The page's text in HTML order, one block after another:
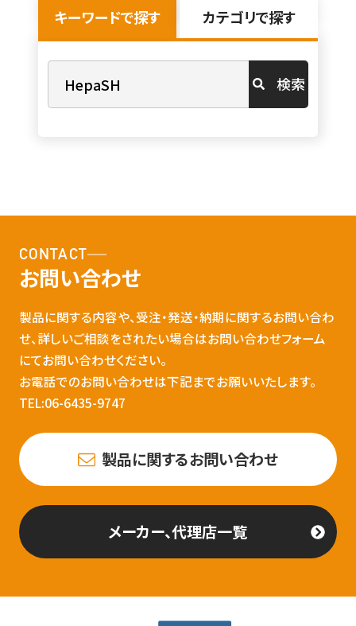
キーワードで探す カテゴリで探す
検索
CONTACT
お問い合わせ
製品に関する内容や、受注・発送・納期に関するお問い合わ
せ、詳しいご相談をされたい場合はお問い合わせフォーム
にてお問い合わせください。
お電話でのお問い合わせは下記までお願いいたします。
TEL:06-6435-9747
製品に関するお問い合わせ
メーカー、代理店一覧